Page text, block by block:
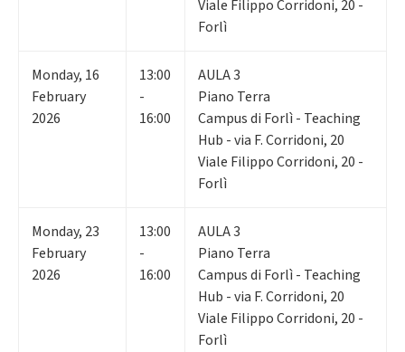
Viale Filippo Corridoni, 20 -
Forlì
Monday, 16
February
2026
13:00
-
16:00
AULA 3
Piano Terra
Campus di Forlì - Teaching
Hub - via F. Corridoni, 20
Viale Filippo Corridoni, 20 -
Forlì
Monday, 23
February
2026
13:00
-
16:00
AULA 3
Piano Terra
Campus di Forlì - Teaching
Hub - via F. Corridoni, 20
Viale Filippo Corridoni, 20 -
Forlì